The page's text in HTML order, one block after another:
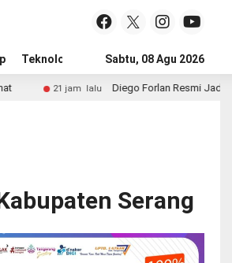
Teknologi Advertorial Tips
Sabtu, 08 Agu 2026
21 jam lalu Diego Forlan Resmi Jadi Pelatih
Serang